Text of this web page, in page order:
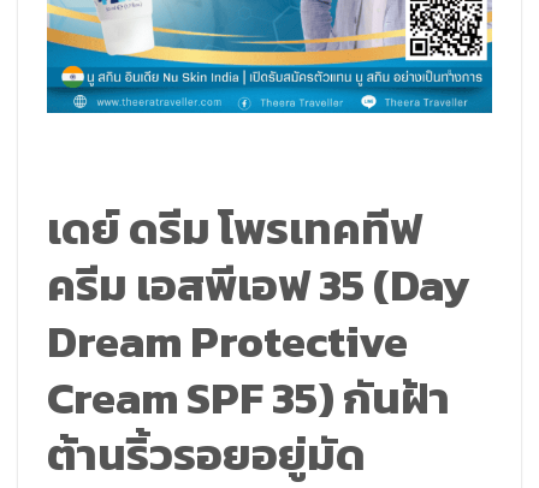
เดย์ ดรีม โพรเทคทีฟ
ครีม เอสพีเอฟ 35 (Day
Dream Protective
Cream SPF 35) กันฝ้า
ต้านริ้วรอยอยู่มัด